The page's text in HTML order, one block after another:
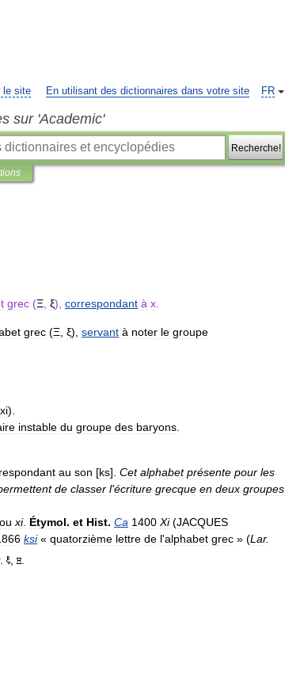
FR
le site En utilisant des dictionnaires dans votre site
sur 'Academic'
Recherche!
grec (Ξ ξ), correspondant à x
grec (Ξ ξ), servant à noter le groupe
xi).
instable du groupe des baryons
au son [ks]. Cet alphabet présente pour les
de classer l'écriture grecque en deux groupes
ou xi. Étymol. et Hist. Ca 1400 Xi(JACQUES
ksi« quatorzième lettre de l'alphabet grec » (Lar.
.